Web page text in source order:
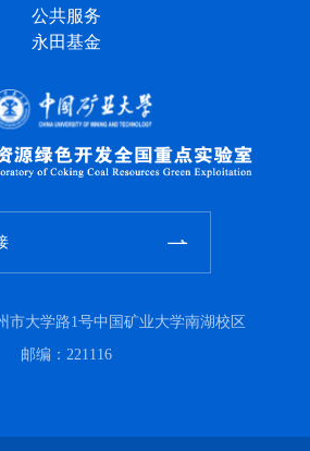
公共服务
永田基金
市大学路1号中国矿业大学南湖校区
邮编：221116